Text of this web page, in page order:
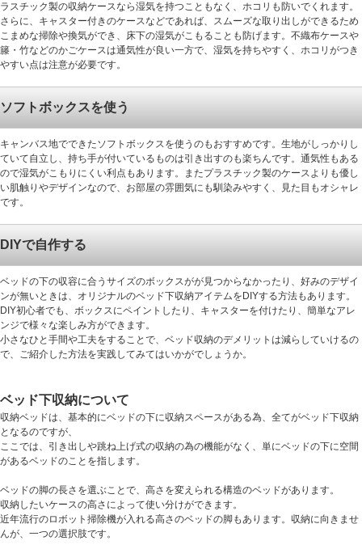
ラスチック製の収納ケースなら湿気を持つこともなく、ホコリも防いでくれます。
さらに、キャスター付きのケースなどであれば、スムーズな取り出しができるため
こまめな掃除や換気ができ、床下の湿気がこもることも防げます。不織布ケースや
籐・竹などのかごケースは通気性が良い一方で、湿気を持ちやすく、ホコリがつき
やすい点は注意が必要です。
ソフトボックスを使う
キャンバス地でできたソフトボックスを使うのもおすすめです。生地がしっかりし
ていて自立し、持ち手が付いているものは引き出すのも楽ちんです。通気性もある
ので湿気がこもりにくい利点もあります。またプラスチック製のケースよりも優し
い肌触りやデザインなので、お部屋の雰囲気にも馴染みやすく、見た目もオシャレ
です。
DIYで自作する
ベッドの下の収容に合うサイズのボックスがが見つからなかったり、好みのデザイ
ンが無いときは、オリジナルのベッド下収納アイテムをDIYする方法もあります。
DIY初心者でも、ボックスにペイントしたり、キャスターを付けたり、簡単なアレ
ンジで様々な楽しみ方ができます。
小さなひと手間や工夫をすることで、ベッド収納のデメリットは減らしていけるの
で、ご紹介した方法を実践してみてはいかがでしょうか。
ベッド下収納について
収納ベッドは、基本的にベッドの下に収納スペースがある為、全てがベッド下収納
となるのですが、
ここでは、引き出しや跳ね上げ式の収納の為の機能がなく、単にベッドの下に空間
があるベッドのことを指します。
ベッドの脚の長さを選ぶことで、高さを変えられる構造のベッドがあります。
収納したいケースの高さによって使い分けができます。
近年流行のロボット掃除機が入れる高さのベッドの脚もあります。収納に向きませ
んが、一つの選択肢です。